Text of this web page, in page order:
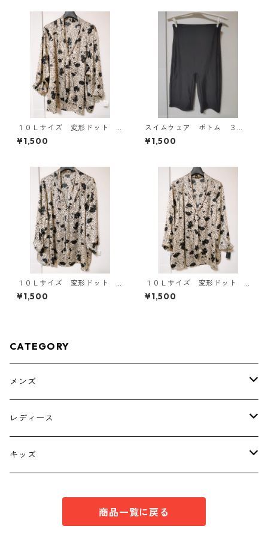
１０Ｌサイズ 変形ドット
花柄 ボウタイブラウス オ
フホワイト KAE-4775
¥1,500
スイムウェア ボトム ３
Ｌ ブラック KAE-4563
¥1,500
１０Ｌサイズ 変形ドット
花柄 ボウタイブラウス オ
フホワイト KAE-4776
¥1,500
１０Ｌサイズ 変形ドット
花柄 ボウタイブラウス オ
フホワイト KAE-4774
¥1,500
CATEGORY
メンズ
トップス
ボトムス
レディース
トップス
キッズ
商品一覧に戻る